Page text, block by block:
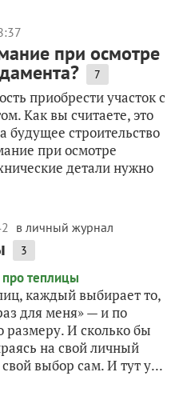
при осмотре
7
приобрести участок с
Как вы считаете, это
будущее строительство
при осмотре
детали нужно
в личный журнал
3
каждый выбирает то,
для меня» — и по
размеру. И сколько бы
на свой личный
выбор сам. И тут у...